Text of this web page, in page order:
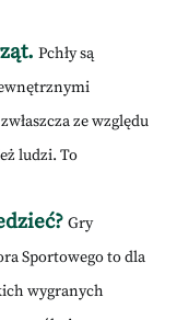
Pchły są
ze względu
ludzi. To
Gry
Sportowego to dla
wygranych